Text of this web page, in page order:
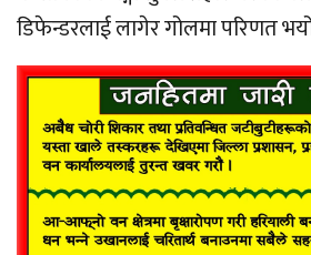
डिफेन्डरलाई लागेर गोलमा परिणत